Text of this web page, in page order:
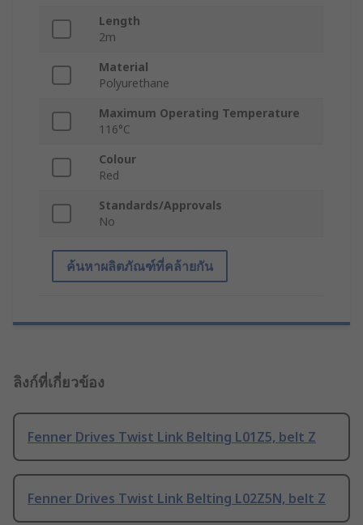
Length
2m
Material
Polyurethane
Maximum Operating Temperature
116°C
Colour
Red
Standards/Approvals
No
ค้นหาผลิตภัณฑ์ที่คล้ายกัน
ลิงก์ที่เกี่ยวข้อง
Fenner Drives Twist Link Belting L01Z5, belt Z
Fenner Drives Twist Link Belting L02Z5N, belt Z